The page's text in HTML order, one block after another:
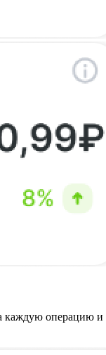
каждую операцию и